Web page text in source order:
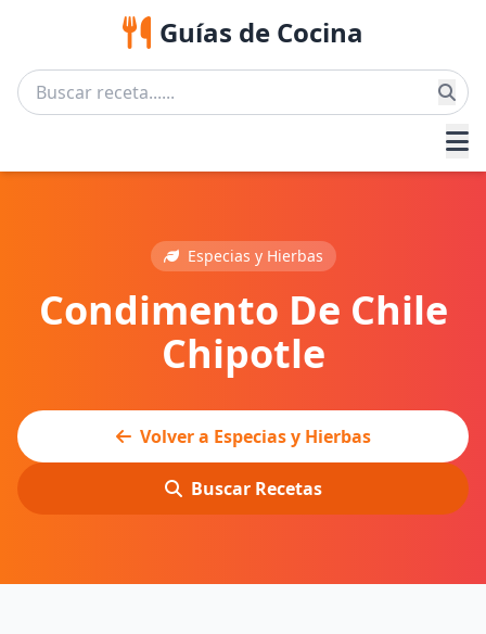
Guías de Cocina
Especias y Hierbas
Condimento De Chile
Chipotle
Volver a Especias y Hierbas
Buscar Recetas